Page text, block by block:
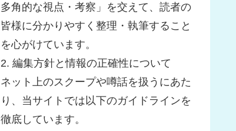
多角的な視点・考察」を交えて、読者の
皆様に分かりやすく整理・執筆すること
を心がけています。
2. 編集方針と情報の正確性について
ネット上のスクープや噂話を扱うにあた
り、当サイトでは以下のガイドラインを
徹底しています。